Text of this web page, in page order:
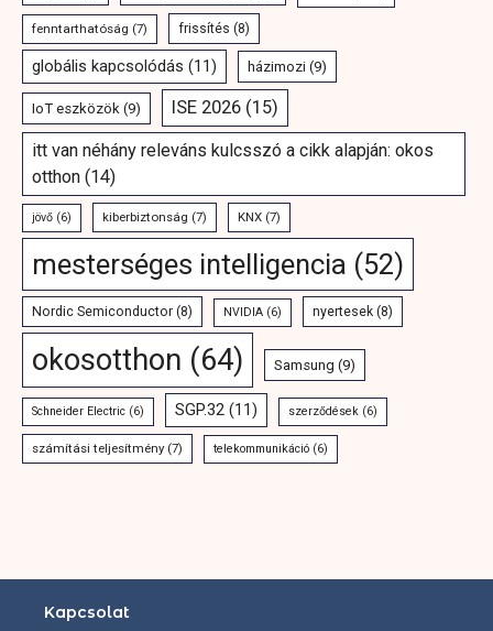
fenntarthatóság (7) frissítés (8)
globális kapcsolódás (11) házimozi (9)
IoT eszközök (9) ISE 2026 (15)
itt van néhány releváns kulcsszó a cikk alapján: okos
otthon (14)
jövő (6) kiberbiztonság (7) KNX (7)
mesterséges intelligencia (52)
Nordic Semiconductor (8) NVIDIA (6) nyertesek (8)
okosotthon (64) Samsung (9)
Schneider Electric (6) SGP.32 (11) szerződések (6)
számítási teljesítmény(7) telekommunikáció (6)
Kapcsolat